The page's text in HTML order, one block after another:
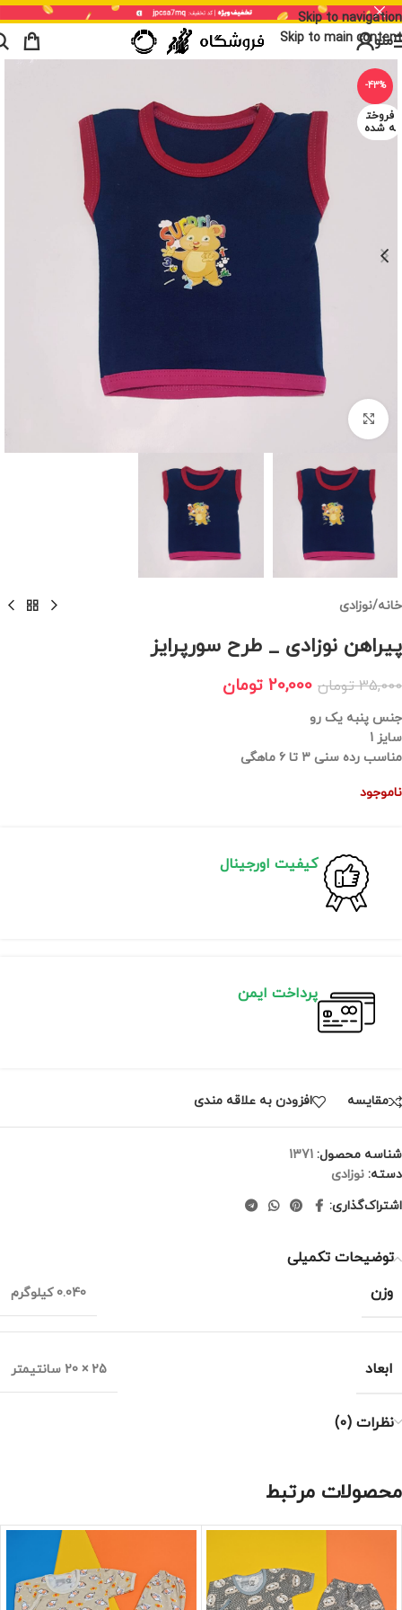
Skip to navigation
Skip to main content
منو
-43%
فروخت
ه شده
برای بزرگنمایی کلیک کنید
خانه/نوزادی
پیراهن نوزادی _ طرح سورپرایز
35,000 تومان 20,000 تومان
جنس پنبه یک رو
سایز 1
مناسب رده سنی ۳ تا ۶ ماهگی
ناموجود
کیفیت اورجینال
پرداخت ایمن
مقايسه افزودن به علاقه مندی
شناسه محصول: 1371
دسته: نوزادی
اشتراک‌گذاری:
توضیحات تکمیلی
وزن
0.040 کیلوگرم
ابعاد 25 × 20 سانتیمتر
نظرات (0)
محصولات مرتبط